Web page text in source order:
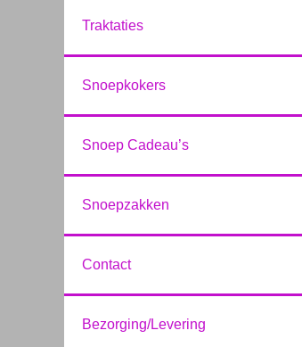
Traktaties
Snoepkokers
Snoep Cadeau’s
Snoepzakken
Contact
Bezorging/Levering